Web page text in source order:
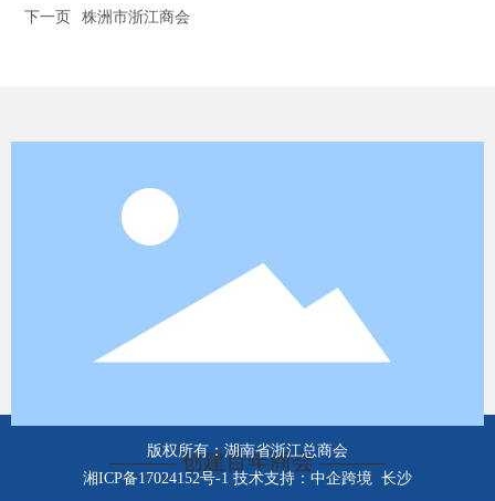
下一页 株洲市浙江商会
——— 创建百年商会 ———
版权所有：湖南省浙江总商会
湘ICP备17024152号-1 技术支持：中企跨境 长沙